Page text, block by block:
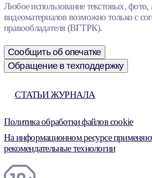
Любое использование текстовых, фото,
видеоматериалов возможно только с
правообладателя (ВГТРК).
Сообщить об опечатке
Обращение в техподдержку
СТАТЬИ ЖУРНАЛА
Политика обработки файлов cookie
На информационном ресурсе
рекомендательные технологии